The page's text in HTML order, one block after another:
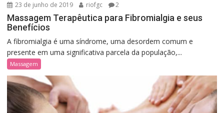
23 de junho de 2019 riofgc 2
Massagem Terapêutica para Fibromialgia e seus
Benefícios
A fibromialgia é uma síndrome, uma desordem comum e
presente em uma significativa parcela da população,...
Massagem